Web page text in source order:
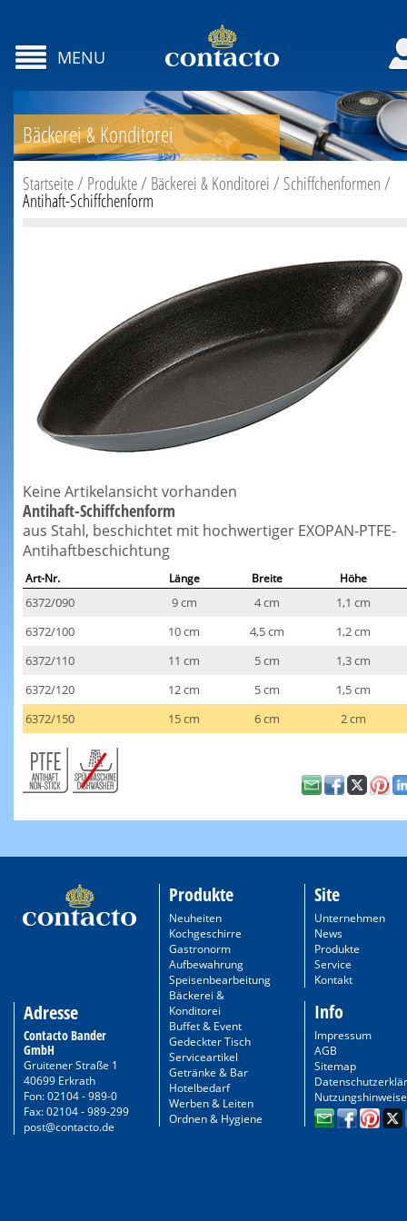
MENU
Bäckerei & Konditorei
Startseite/ Produkte/ Bäckerei & Konditorei/ Schiffchenformen/
Antihaft-Schiffchenform
Keine Artikelansicht vorhanden
Antihaft-Schiffchenform
aus Stahl, beschichtet mit hochwertiger EXOPAN-PTFE-
Antihaftbeschichtung
Art-Nr. Länge Breite Höhe
6372/090 9 cm 4 cm
1,1 cm
6372/100
10 cm 4,5 cm
1,2 cm
6372/110
11 cm 5 cm
1,3 cm
6372/120
12 cm 5 cm
1,5 cm
6372/150
15 cm 6 cm 2 cm
Adresse
Contacto Bander
GmbH
Gruitener Straße 1
40699 Erkrath
Fon: 02104 - 989-0
Fax: 02104 - 989-299
post@contacto.de
Produkte
Neuheiten
Kochgeschirre
Gastronorm
Aufbewahrung
Speisenbearbeitung
Bäckerei &
Konditorei
Buffet & Event
Gedeckter Tisch
Serviceartikel
Getränke & Bar
Hotelbedarf
Werben & Leiten
Ordnen & Hygiene
Site
Unternehmen
News
Produkte
Service
Kontakt
Info
Impressum
AGB
Sitemap
Nutzungshinweise